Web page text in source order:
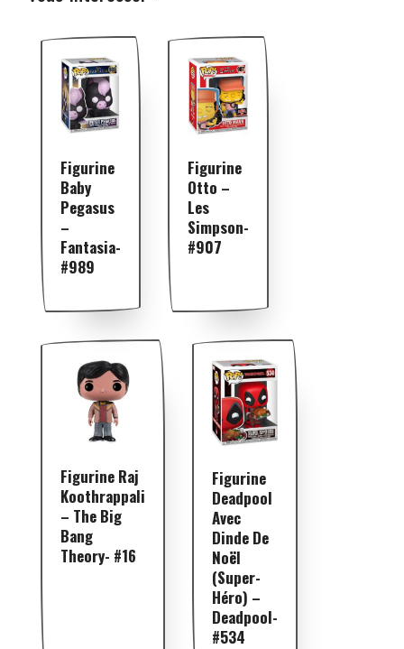
Figurine
Baby
Pegasus
–
Fantasia-
#989
Figurine
Otto –
Les
Simpson-
#907
Figurine Raj
Koothrappali
– The Big
Bang
Theory- #16
Figurine
Deadpool
Avec
Dinde De
Noël
(Super-
Héro) –
Deadpool-
#534